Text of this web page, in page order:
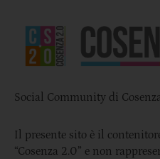
Social Community di
Il presente sito è il
“Cosenza 2.0” e non